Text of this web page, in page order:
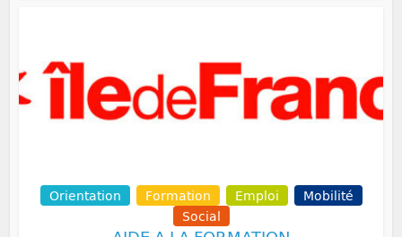
Orientation Formation Emploi
Mobilité
Social